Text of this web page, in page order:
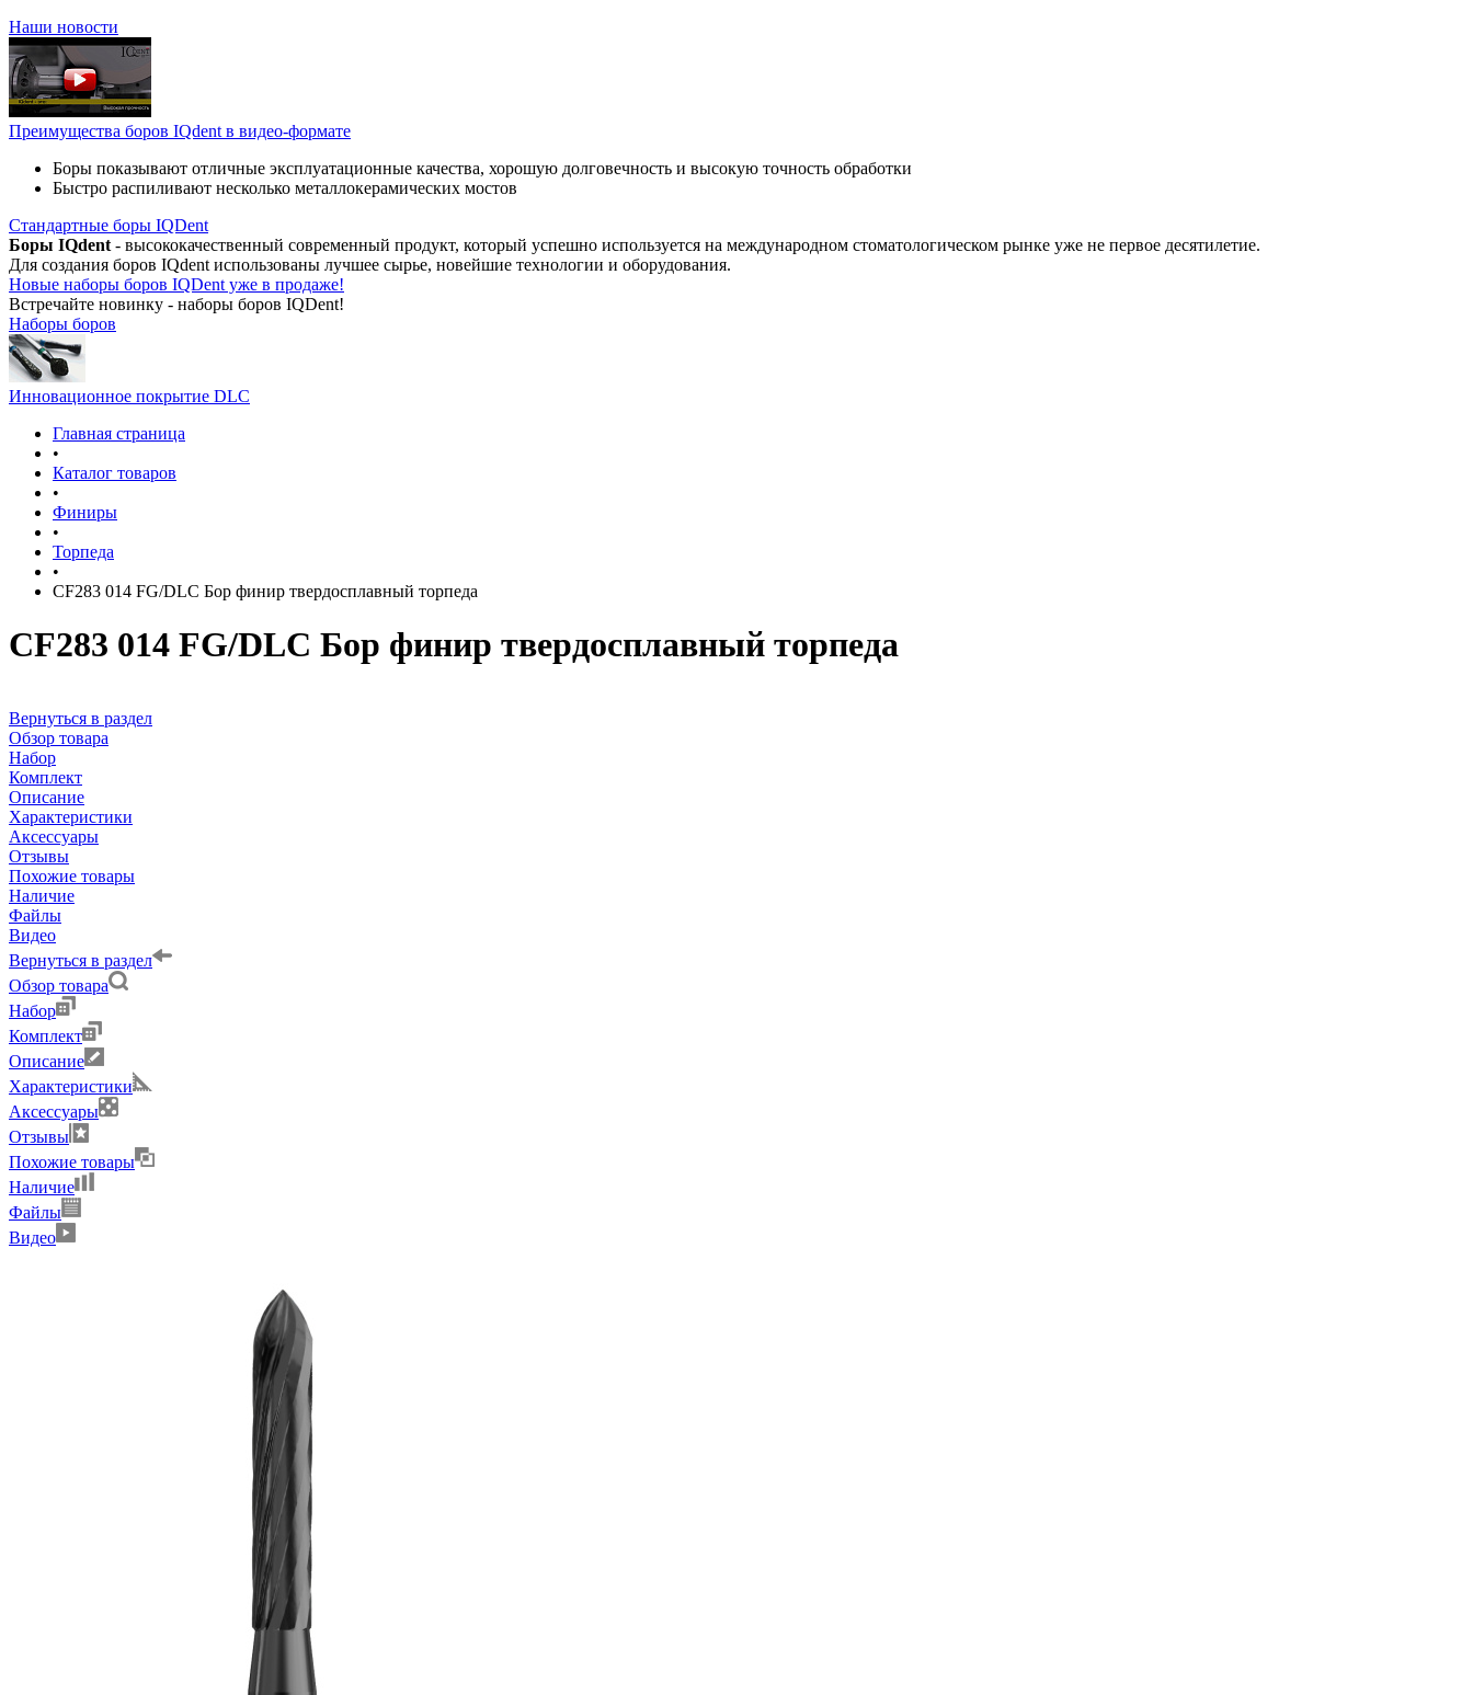
Наши новости
Преимущества боров IQdent в видео-формате
Боры показывают отличные эксплуатационные качества, хорошую долговечность и высокую точность обработки
Быстро распиливают несколько металлокерамических мостов
Стандартные боры IQDent
Боры IQdent - высококачественный современный продукт, который успешно используется на международном стоматологическом рынке уже не первое десятилетие.
Для создания боров IQdent использованы лучшее сырье, новейшие технологии и оборудования.
Новые наборы боров IQDent уже в продаже!
Встречайте новинку - наборы боров IQDent!
Наборы боров
Инновационное покрытие DLC
Главная страница
•
Каталог товаров
•
Финиры
•
Торпеда
•
CF283 014 FG/DLC Бор финир твердосплавный торпеда
CF283 014 FG/DLC Бор финир твердосплавный торпеда
Вернуться в раздел
Обзор товара
Набор
Комплект
Описание
Характеристики
Аксессуары
Отзывы
Похожие товары
Наличие
Файлы
Видео
Вернуться в раздел
Обзор товара
Набор
Комплект
Описание
Характеристики
Аксессуары
Отзывы
Похожие товары
Наличие
Файлы
Видео